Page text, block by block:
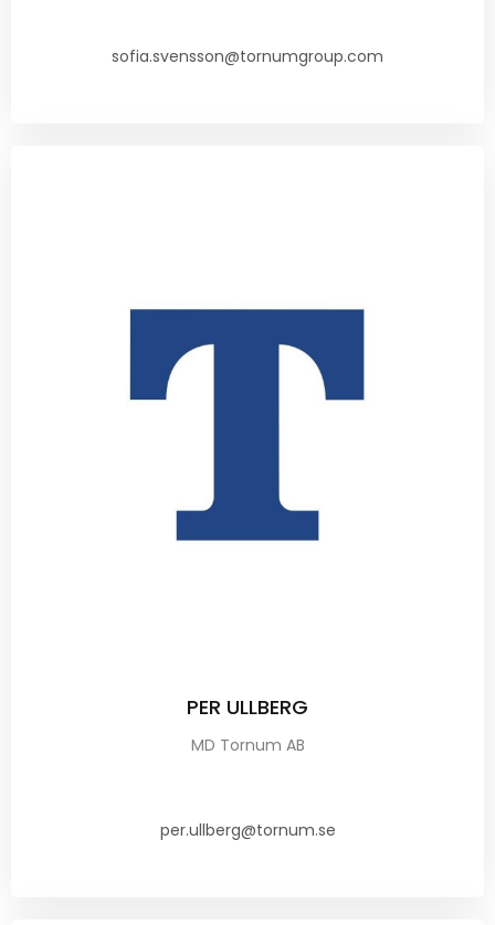
sofia.svensson@tornumgroup.com
PER ULLBERG
MD Tornum AB
per.ullberg@tornum.se